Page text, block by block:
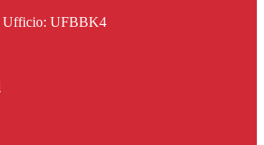
Ufficio: UFBBK4